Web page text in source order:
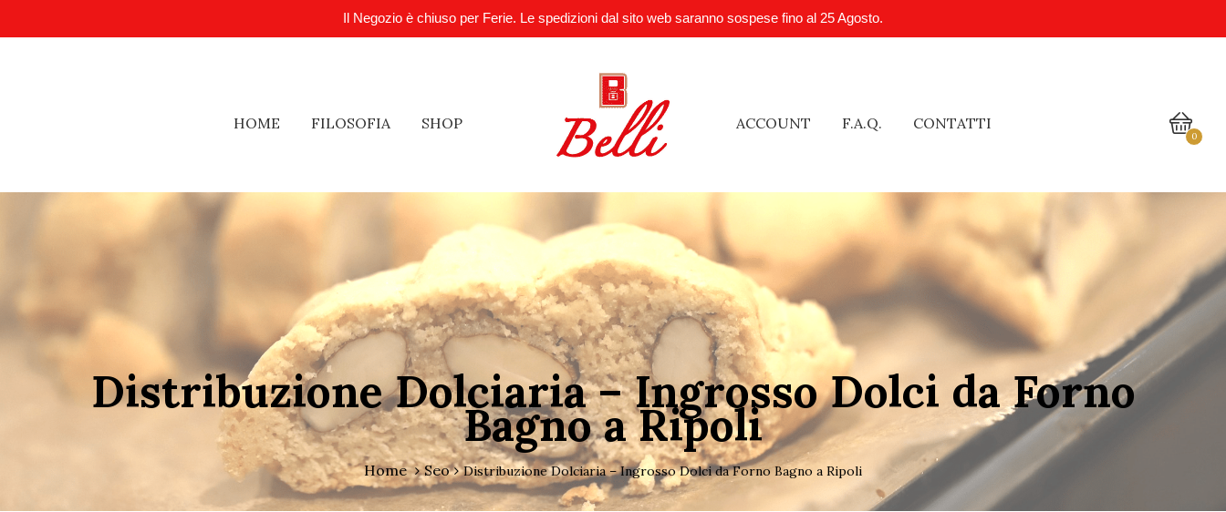
Il Negozio è chiuso per Ferie. Le spedizioni dal sito web saranno sospese fino al 25 Agosto.
HOME FILOSOFIA SHOP ACCOUNT F.A.Q. CONTATTI
0
Distribuzione Dolciaria – Ingrosso Dolci da Forno
Bagno a Ripoli
Home Seo Distribuzione Dolciaria – Ingrosso Dolci da Forno Bagno a Ripoli